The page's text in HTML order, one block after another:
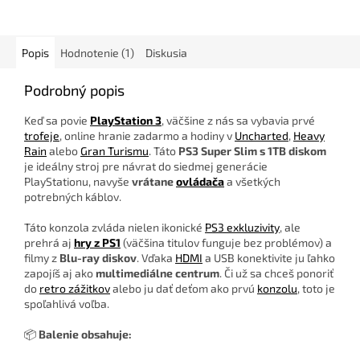
Popis Hodnotenie (1) Diskusia
Podrobný popis
Keď sa povie PlayStation 3, väčšine z nás sa vybavia prvé
trofeje, online hranie zadarmo a hodiny v Uncharted, Heavy
Rain aleboGran Turismu. Táto PS3 Super Slim s 1TB diskom
je ideálny stroj pre návrat do siedmej generácie
PlayStationu, navyše vrátaneovládačaa všetkých
potrebných káblov.
Táto konzola zvláda nielen ikonické PS3 exkluzivity, ale
prehrá aj hry z PS1 (väčšina titulov funguje bez problémov) a
filmy z Blu-ray diskov. Vďaka HDMI a USB konektivite ju ľahko
zapojíš aj akomultimediálne centrum. Či už sa chceš ponoriť
do retro zážitkovalebo ju dať deťom ako prvú konzolu, toto je
spoľahlivá voľba.
📦 Balenie obsahuje: